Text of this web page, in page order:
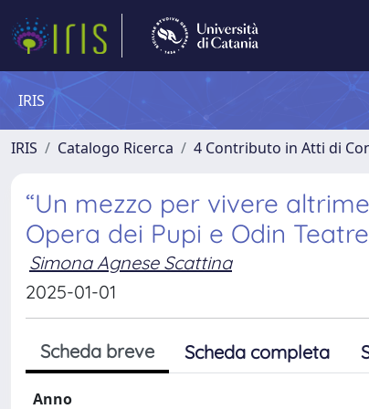
IRIS
IRIS Catalogo Ricerca 4 Contributo in Atti di
“Un mezzo per vivere
Opera dei Pupi e Odin
Simona Agnese Scattina
2025-01-01
Scheda breve Scheda completa
Anno